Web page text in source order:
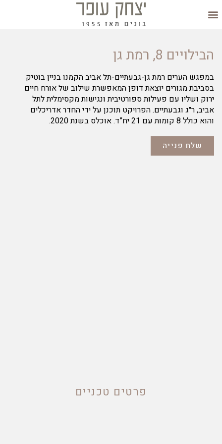
הבילויים 8, רמת גן
במפגש הערים רמת גן-גבעתיים-תל אביב הקמנו בניין בוטיק
בסביבת מגורים יוצאת דופן המאפשרת שילוב של אורח חיים
ירוק ושליו עם פעילות ספורטיבית ונגישות מקסימלית לתל
אביב, ר״ג וגבעתיים. הפרויקט תוכנן על ידי החדר אדריכלים
והוא כולל 8 קומות עם 21 יח”ד. אוכלס בשנת 2020.
שלח פנייה
פרטים טכניים